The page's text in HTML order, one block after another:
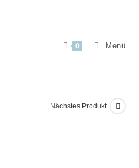
0 Menü
Nächstes Produkt